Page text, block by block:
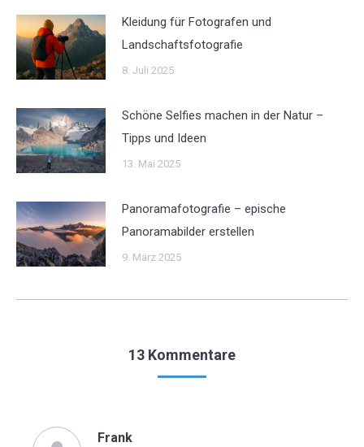
Kleidung für Fotografen und
Landschaftsfotografie
8. Juli 2025
Schöne Selfies machen in der Natur –
Tipps und Ideen
13. Mai 2025
Panoramafotografie – epische
Panoramabilder erstellen
9. März 2025
13 Kommentare
Frank